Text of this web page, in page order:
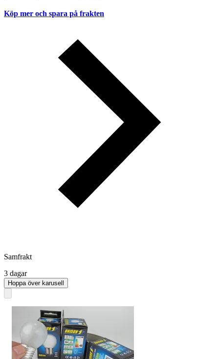
Köp mer och spara på frakten
Samfrakt
3 dagar
Hoppa över karusell